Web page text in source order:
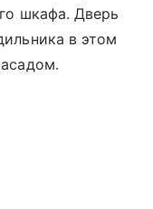
шкафа. Дверь
в этом